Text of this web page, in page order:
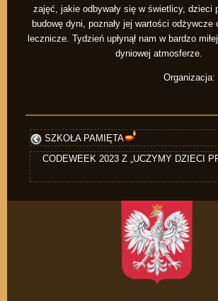
zajęć, jakie odbywały się w świetlicy, dzieci
budowę dyni, poznały jej wartości odżywcze
lecznicze. Tydzień upłynął nam w bardzo
dyniowej atmosferze.
Organizacja:
SZKOŁA PAMIĘTA
CODEWEEK 2023 Z „UCZYMY DZIECI